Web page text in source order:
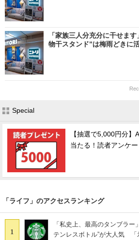
「家族三人分充分に干せま
物干スタンド”は梅雨どきに
Special
【抽選で5,000円分
当たる！読者アンケ
「ライフ」のアクセスランキング
1
「私史上、最高のタンブラ
テンレスボトル”が大人気 「